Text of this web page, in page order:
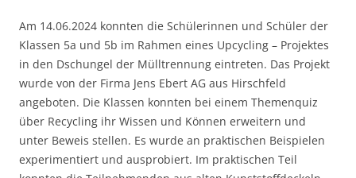
Am 14.06.2024 konnten die Schülerinnen und Schüler der
Klassen 5a und 5b im Rahmen eines Upcycling – Projektes
in den Dschungel der Mülltrennung eintreten. Das Projekt
wurde von der Firma Jens Ebert AG aus Hirschfeld
angeboten. Die Klassen konnten bei einem Themenquiz
über Recycling ihr Wissen und Können erweitern und
unter Beweis stellen. Es wurde an praktischen Beispielen
experimentiert und ausprobiert. Im praktischen Teil